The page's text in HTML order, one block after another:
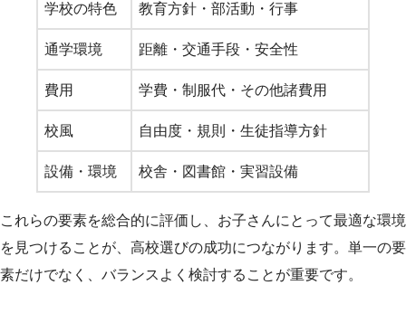
学校の特色 教育方針・部活動・行事
通学環境 距離・交通手段・安全性
費用 学費・制服代・その他諸費用
校風 自由度・規則・生徒指導方針
設備・環境 校舎・図書館・実習設備
これらの要素を総合的に評価し、お子さんにとって最適な環境
を見つけることが、高校選びの成功につながります。単一の要
素だけでなく、バランスよく検討することが重要です。